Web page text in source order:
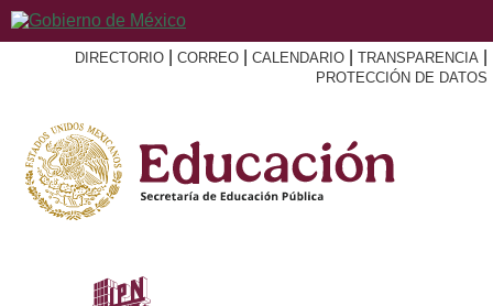
DIRECTORIO CORREO CALENDARIO TRANSPARENCIA
PROTECCIÓN DE DATOS